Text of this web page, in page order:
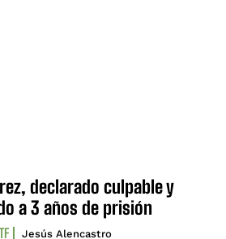
declarado culpable y
a 3 años de prisión
Jesús Alencastro